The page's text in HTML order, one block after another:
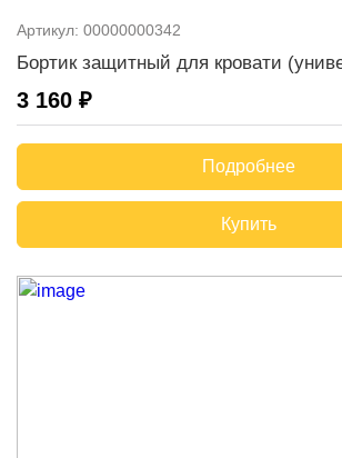
Артикул: 00000000342
Бортик защитный для кровати
3 160 ₽
Подробнее
Купить